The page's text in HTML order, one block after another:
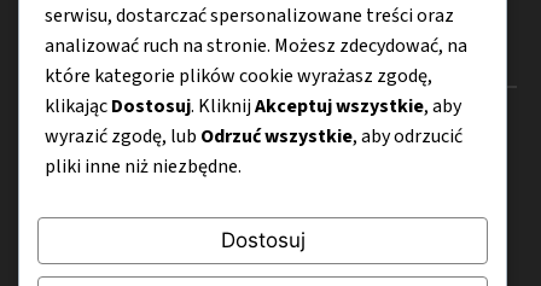
Menu
O nas
Kontakt
Mapa strony
Polityka prywatności
serwisu, dostarczać spersonalizowane treści oraz
analizować ruch na stronie. Możesz zdecydować, na
które kategorie plików cookie wyrażasz zgodę,
klikającDostosuj. KliknijAkceptuj wszystkie, aby
wyrazić zgodę, lub Odrzuć wszystkie, aby odrzucić
pliki inne niż niezbędne.
Dostosuj